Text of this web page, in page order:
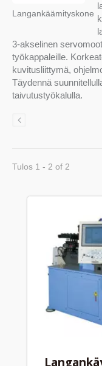
Langankäämityskone
3-akselinen
työkappaleille.
kuvitusliittymä,
Täydennä
taivutustyökalulla.
Tulos 1 - 2 of 2